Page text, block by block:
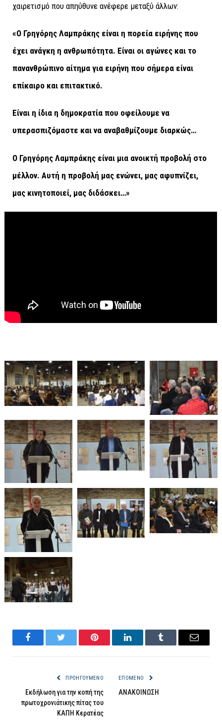
χαιρετισμό που απηύθυνε ανέφερε μεταξύ άλλων:
«Ο Γρηγόρης Λαμπράκης είναι η πορεία ειρήνης που
έχει ανάγκη η ανθρωπότητα. Είναι οι αγώνες και το
πανανθρώπινο αίτημα για ειρήνη που σήμερα είναι
επίκαιρο και επιτακτικό.
Είναι η ίδια η δημοκρατία που οφείλουμε να
υπερασπιζόμαστε και να αναβαθμίζουμε διαρκώς…
Ο Γρηγόρης Λαμπράκης είναι μια ανοικτή προβολή στο
μέλλον. Αυτή η προβολή μας ενώνει, μας αφυπνίζει,
μας κινητοποιεί, μας διδάσκει…»
FacebookTwitter Pinterest LinkedInTumblr Email
ΠΡΟΗΓΟΎΜΕΝΟ
Εκδήλωση για την κοπή της
πρωτοχρονιάτικης πίτας του
ΚΑΠΗ Κερατέας
ΕΠΌΜΕΝΟ
ΑΝΑΚΟΙΝΩΣΗ